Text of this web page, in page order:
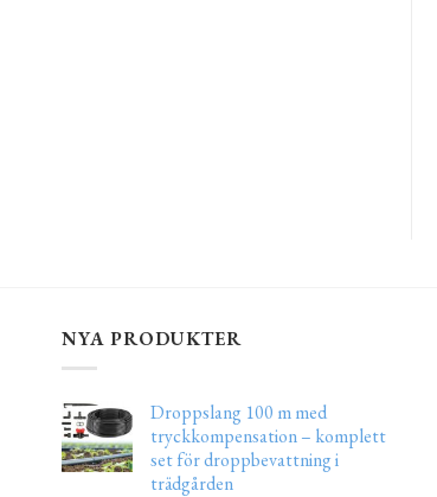
NYA PRODUKTER
Droppslang 100 m med
tryckkompensation – komplett
set för droppbevattning i
trädgården